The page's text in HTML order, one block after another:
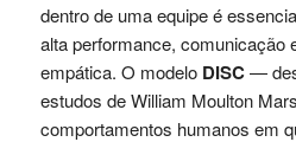
dentro de uma equipe é
alta performance, comunicação
empática. O modelo DISC—
estudos de William Moulton
comportamentos humanos em